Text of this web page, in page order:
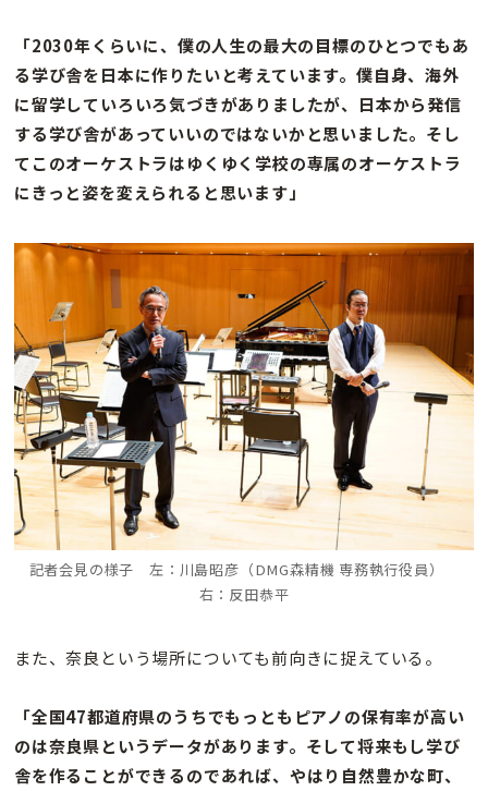
「2030年くらいに、僕の人生の最大の目標のひとつでもあ
る学び舎を日本に作りたいと考えています。僕自身、海外
に留学していろいろ気づきがありましたが、日本から発信
する学び舎があっていいのではないかと思いました。そし
てこのオーケストラはゆくゆく学校の専属のオーケストラ
にきっと姿を変えられると思います」
記者会見の様子 左：川島昭彦（DMG森精機 専務執行役員）
右：反田恭平
また、奈良という場所についても前向きに捉えている。
「全国47都道府県のうちでもっともピアノの保有率が高い
のは奈良県というデータがあります。そして将来もし学び
舎を作ることができるのであれば、やはり自然豊かな町、